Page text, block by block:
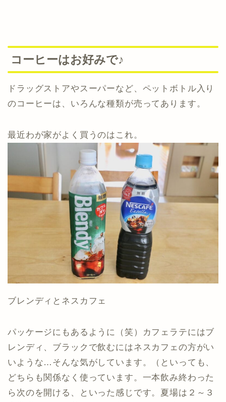
コーヒーはお好みで♪
ドラッグストアやスーパーなど、ペットボトル入り
のコーヒーは、いろんな種類が売ってあります。
最近わが家がよく買うのはこれ。
ブレンディとネスカフェ
パッケージにもあるように（笑）カフェラテにはブ
レンディ、ブラックで飲むにはネスカフェの方がい
いような…そんな気がしています。（といっても、
どちらも関係なく使っています。一本飲み終わった
ら次のを開ける、といった感じです。夏場は２～３